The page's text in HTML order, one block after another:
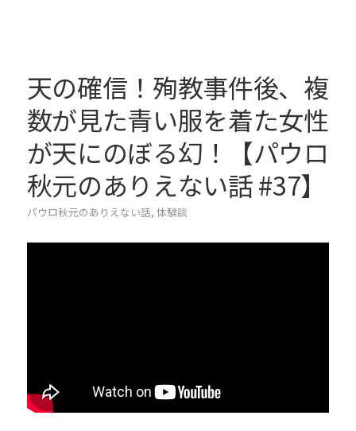
天の確信！殉教事件後、複
数が見た青い服を着た女性
が天にのぼる幻！【パウロ
秋元のありえない話 #37】
パウロ秋元のありえない話, 体験談